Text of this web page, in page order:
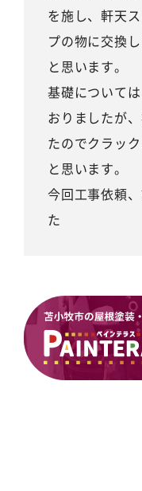
を施し、軒天
プの物に交換
と思います。
基礎について
おりましたが
たのでクラッ
と思います。
今回工事依頼
た